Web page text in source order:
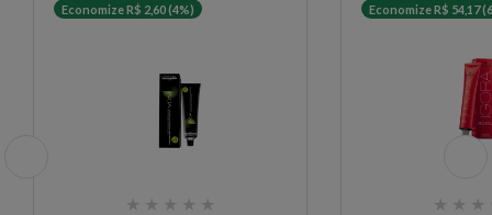
Economize R$ 2,60 (4%)
★ ★ ★ ★ ★
Economize R$ 54,17
★ ★ ★